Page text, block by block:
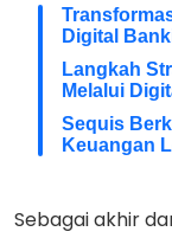
Digital
Langkah
Melalui
Sequis
Keuangan
Sebagai akhir